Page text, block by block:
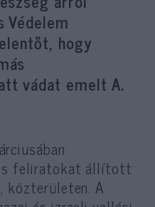
Védelem
hogy
vádat emelt A.
feliratokat állított
közterületen. A